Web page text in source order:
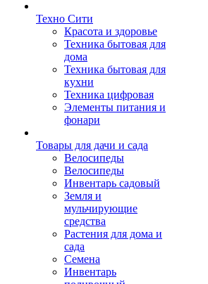
Техно Сити
Красота и здоровье
Техника бытовая для
дома
Техника бытовая для
кухни
Техника цифровая
Элементы питания и
фонари
Товары для дачи и сада
Велосипеды
Велосипеды
Инвентарь садовый
Земля и
мульчирующие
средства
Растения для дома и
сада
Семена
Инвентарь